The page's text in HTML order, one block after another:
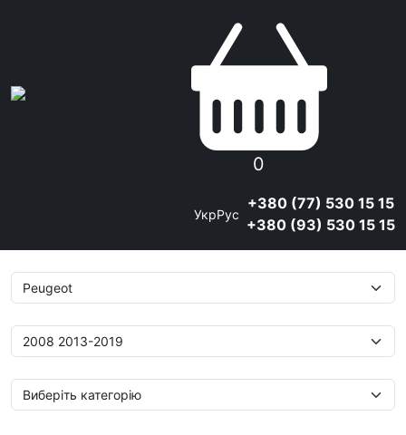
0
УкрРус
+380 (77) 530 15 15
+380 (93) 530 15 15